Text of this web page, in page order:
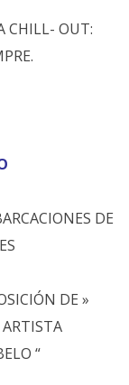
CHILL- OUT:
DE
DE »
ARTISTA
“